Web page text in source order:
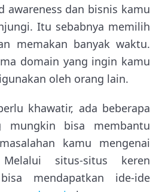
awareness dan bisnis kamu
Itu sebabnya memilih
memakan banyak waktu.
domain yang ingin kamu
oleh orang lain.
khawatir, ada beberapa
mungkin bisa membantu
kamu mengenai
situs-situs keren
mendapatkan ide-ide